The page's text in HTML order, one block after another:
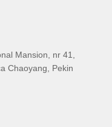
Mansion, nr 41,
Chaoyang, Pekin